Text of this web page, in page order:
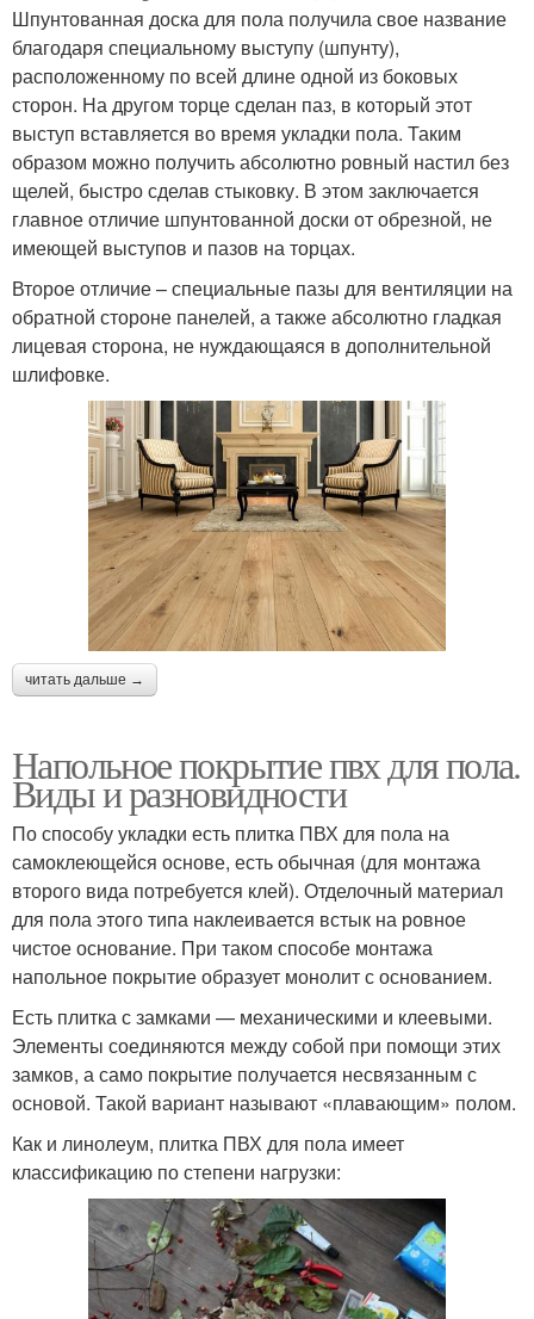
Шпунтованная доска для пола получила свое название
благодаря специальному выступу (шпунту),
расположенному по всей длине одной из боковых
сторон. На другом торце сделан паз, в который этот
выступ вставляется во время укладки пола. Таким
образом можно получить абсолютно ровный настил без
щелей, быстро сделав стыковку. В этом заключается
главное отличие шпунтованной доски от обрезной, не
имеющей выступов и пазов на торцах.
Второе отличие – специальные пазы для вентиляции на
обратной стороне панелей, а также абсолютно гладкая
лицевая сторона, не нуждающаяся в дополнительной
шлифовке.
читать дальше →
Напольное покрытие пвх для пола.
Виды и разновидности
По способу укладки есть плитка ПВХ для пола на
самоклеющейся основе, есть обычная (для монтажа
второго вида потребуется клей). Отделочный материал
для пола этого типа наклеивается встык на ровное
чистое основание. При таком способе монтажа
напольное покрытие образует монолит с основанием.
Есть плитка с замками — механическими и клеевыми.
Элементы соединяются между собой при помощи этих
замков, а само покрытие получается несвязанным с
основой. Такой вариант называют «плавающим» полом.
Как и линолеум, плитка ПВХ для пола имеет
классификацию по степени нагрузки: